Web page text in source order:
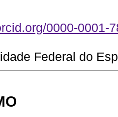
0000-0001-
Federal do